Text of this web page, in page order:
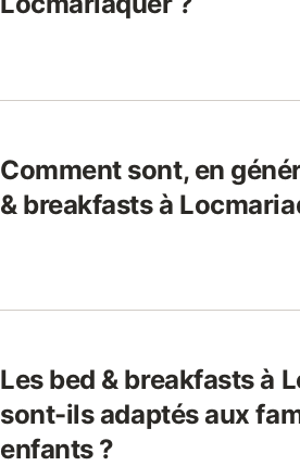
Comment sont, en
& breakfasts à
Les bed & breakfasts à
sont-ils adaptés aux
enfants ?